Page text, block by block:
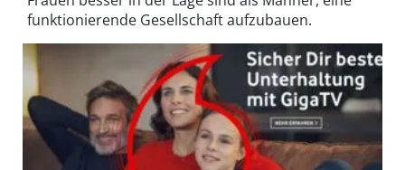
funktionierende Gesellschaft aufzubauen.